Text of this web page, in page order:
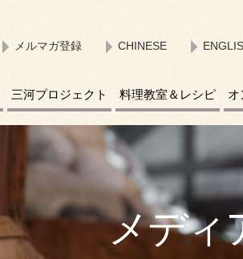
CHINESE
メルマガ登録
三河プロジェクト 料理教室＆レシピ オ
メディ